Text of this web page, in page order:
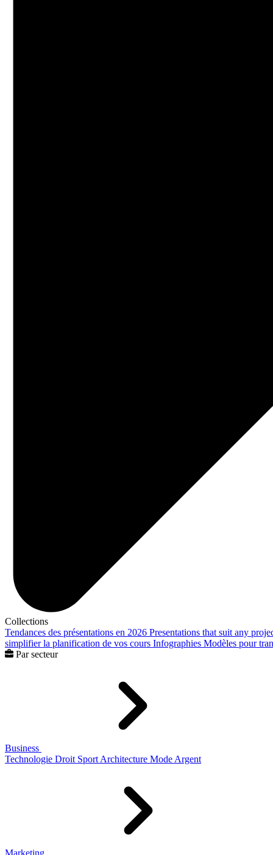
Collections
Tendances des présentations en 2026 Presentations that suit any
simplifier la planification de vos cours Infographies Modèles pour
Par secteur
Business
Technologie Droit Sport Architecture Mode Argent
Marketing